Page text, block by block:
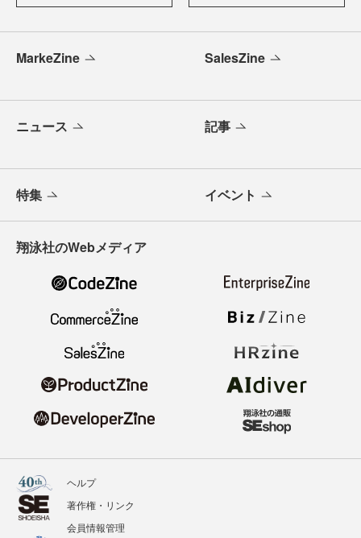
MarkeZine SalesZine
ニュース 記事
特集 イベント
翔泳社のWebメディア
ヘルプ
著作権・リンク
会員情報管理